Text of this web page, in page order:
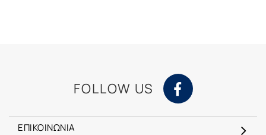
FOLLOW US
ΕΠΙΚΟΙΝΩΝΙΑ